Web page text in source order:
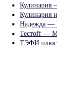
Кулинария
Кулинария
Надежда —
Тестоff —
ТЭФИ плюс